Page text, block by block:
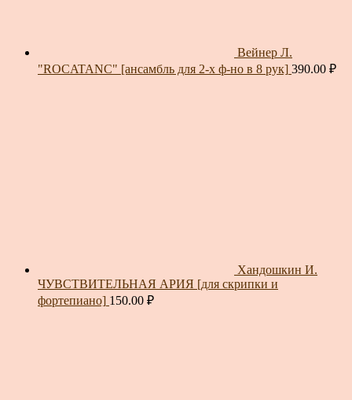
Вейнер Л.
"ROCATANC" [ансамбль для 2-х ф-но в 8 рук] 390.00 ₽
Хандошкин И.
ЧУВСТВИТЕЛЬНАЯ АРИЯ [для скрипки и
фортепиано] 150.00 ₽